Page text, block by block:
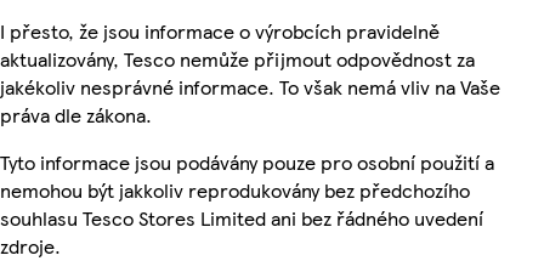
I přesto, že jsou informace o výrobcích pravidelně
aktualizovány, Tesco nemůže přijmout odpovědnost za
jakékoliv nesprávné informace. To však nemá vliv na Vaše
práva dle zákona.
Tyto informace jsou podávány pouze pro osobní použití a
nemohou být jakkoliv reprodukovány bez předchozího
souhlasu Tesco Stores Limited ani bez řádného uvedení
zdroje.